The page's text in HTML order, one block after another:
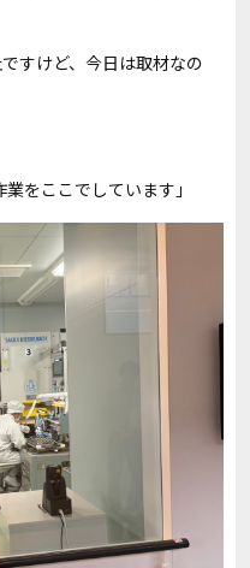
すけど、今日は取材なの
をここでしています」